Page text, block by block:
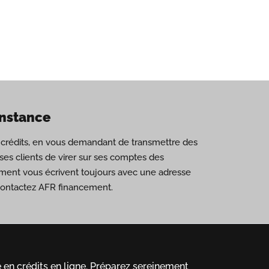
en vous demandant de transmettre des
clients de virer sur ses comptes des
vous écrivent toujours avec une adresse
AFR financement.
crédits en ligne. Préparez sereinement